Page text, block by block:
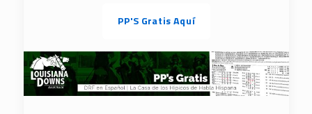
PP'S Gratis Aquí